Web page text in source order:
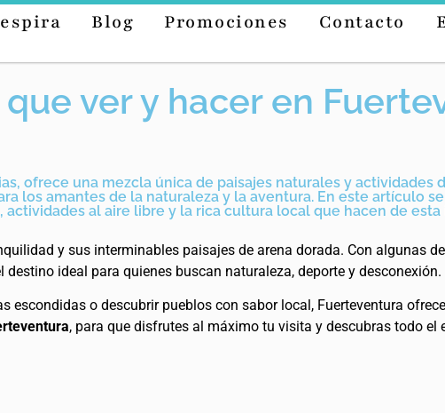
Blog Promociones Contacto
ver y hacer en
ofrece una mezcla única de paisajes naturales y actividades
los amantes de la naturaleza y la aventura. En este artículo
al aire libre y la rica cultura local que hacen de
y sus interminables paisajes de arena dorada. Con algunas
ideal para quienes buscan naturaleza, deporte y desconexión.
escondidas o descubrir pueblos con sabor local, Fuerteventura
, para que disfrutes al máximo tu visita y descubras todo el